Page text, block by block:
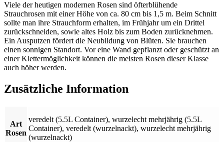
Viele der heutigen modernen Rosen sind öfterblühende
Strauchrosen mit einer Höhe von ca. 80 cm bis 1,5 m. Beim Schnitt
sollte man ihre Strauchform erhalten, im Frühjahr um ein Drittel
zurückschneiden, sowie altes Holz bis zum Boden zurücknehmen.
Ein Ausputzen fördert die Neubildung von Blüten. Sie brauchen
einen sonnigen Standort. Vor eine Wand gepflanzt oder geschützt an
einer Klettermöglichkeit können die meisten Rosen dieser Klasse
auch höher werden.
Zusätzliche Information
Art
Rosen
veredelt (5.5L Container), wurzelecht mehrjährig (5.5L
Container), veredelt (wurzelnackt), wurzelecht mehrjährig
(wurzelnackt)